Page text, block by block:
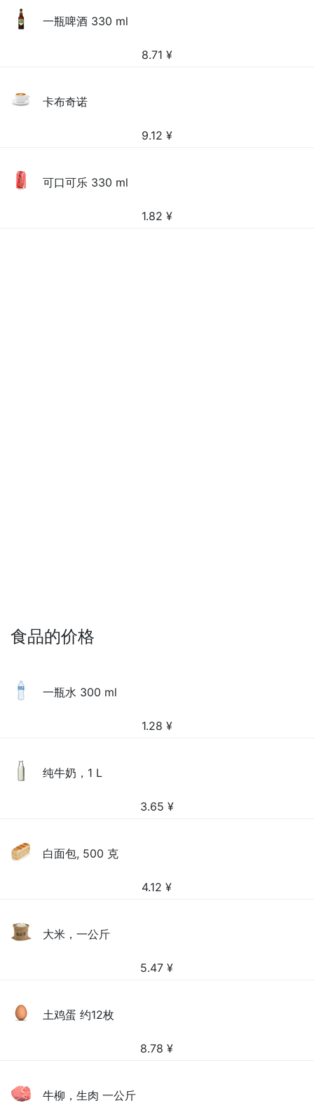
一瓶啤酒 330 ml
8.71 ¥
卡布奇诺
9.12 ¥
可口可乐 330 ml
1.82 ¥
食品的价格
一瓶水 300 ml
1.28 ¥
纯牛奶，1 L
3.65 ¥
白面包, 500 克
4.12 ¥
大米，一公斤
5.47 ¥
土鸡蛋 约12枚
8.78 ¥
牛柳，生肉 一公斤